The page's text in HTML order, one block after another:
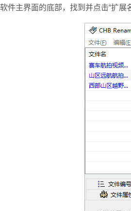
件主界面的底部，找到并点击“扩展